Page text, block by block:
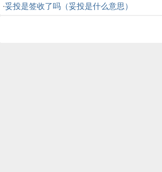
·妥投是签收了吗（妥投是什么意思）